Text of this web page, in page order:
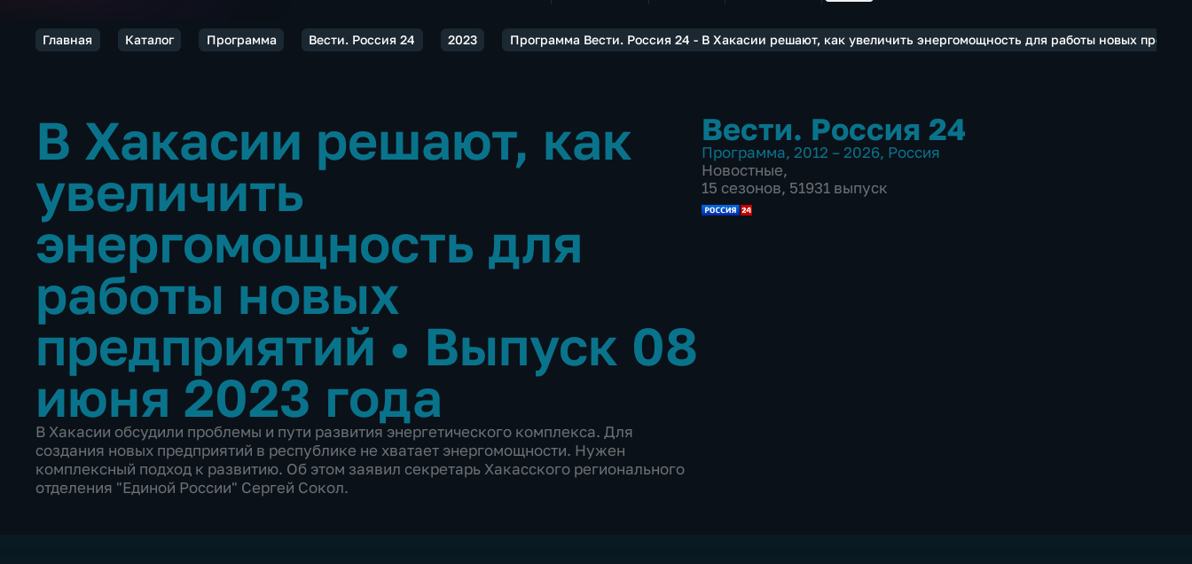
Главная Каталог Программа Вести. Россия 24 2023 Программа Вести. Россия 24 - В Хакасии решают, как увеличить энергомощность для работы новых
В Хакасии решают, как
увеличить
энергомощность для
работы новых
предприятий • Выпуск 08
июня 2023 года
В Хакасии обсудили проблемы и пути развития энергетического комплекса. Для
создания новых предприятий в республике не хватает энергомощности. Нужен
комплексный подход к развитию. Об этом заявил секретарь Хакасского регионального
отделения "Единой России" Сергей Сокол.
Вести. Россия 24
Программа, 2012 – 2026, Россия
Новостные,
15 сезонов, 51931 выпуск